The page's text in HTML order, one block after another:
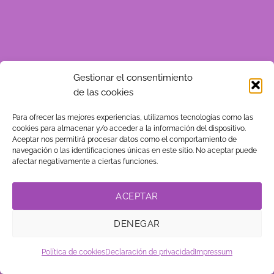
Gestionar el consentimiento
de las cookies
Para ofrecer las mejores experiencias, utilizamos tecnologías como las
cookies para almacenar y/o acceder a la información del dispositivo.
Aceptar nos permitirá procesar datos como el comportamiento de
navegación o las identificaciones únicas en este sitio. No aceptar puede
afectar negativamente a ciertas funciones.
ACEPTAR
DENEGAR
Política de cookiesDeclaración de privacidad Impressum